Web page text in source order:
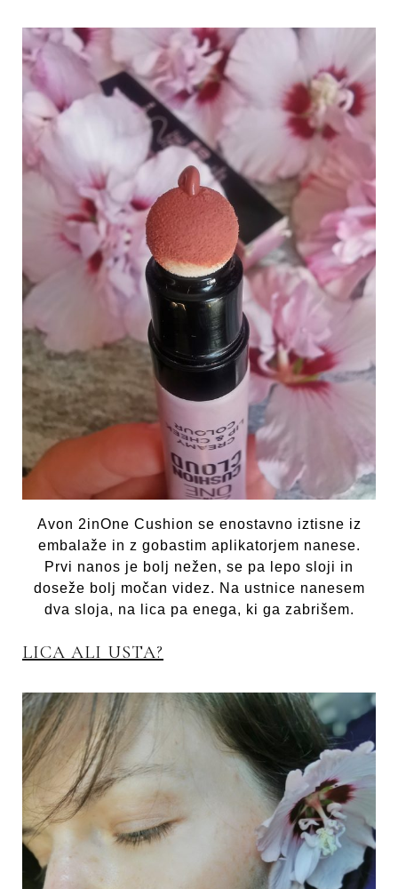
Avon 2inOne Cushion se enostavno iztisne iz
embalaže in z gobastim aplikatorjem nanese.
Prvi nanos je bolj nežen, se pa lepo sloji in
doseže bolj močan videz. Na ustnice nanesem
dva sloja, na lica pa enega, ki ga zabrišem.
LICA ALI USTA?